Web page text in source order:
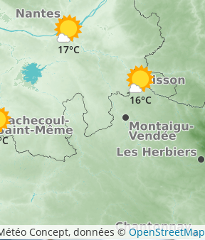
16°C
17°C
Concept, données © OpenStreetMap